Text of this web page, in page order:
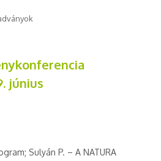
június
Sulyán P. – A NATURA